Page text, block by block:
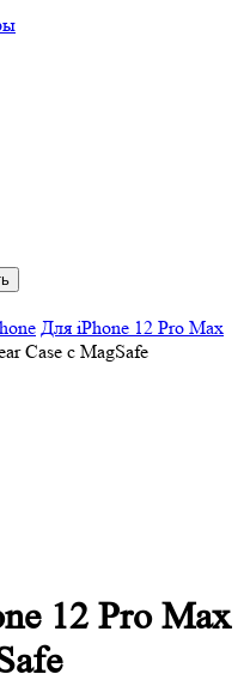
Для iPhone 12 Pro Max
Case c MagSafe
12 Pro Max